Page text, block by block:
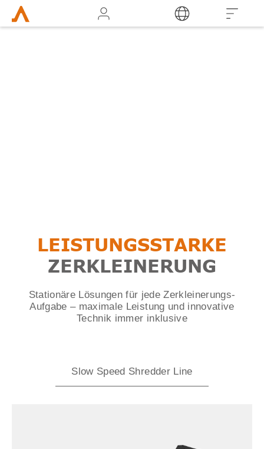
LEISTUNGSSTARKE
ZERKLEINERUNG
Stationäre Lösungen für jede Zerkleinerungs-
Aufgabe – maximale Leistung und innovative
Technik immer inklusive
Slow Speed Shredder Line